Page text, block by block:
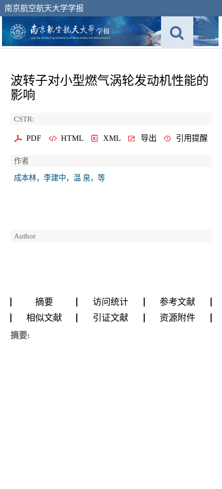
南京航空航天大学学报
波转子对小型燃气涡轮发动机性能的
影响
CSTR:
PDF HTML XML 导出 引用提醒
作者
成本林，李建中，温 泉，等
Author
摘要 访问统计
参考文献
相似文献
引证文献 资源附件
摘要: